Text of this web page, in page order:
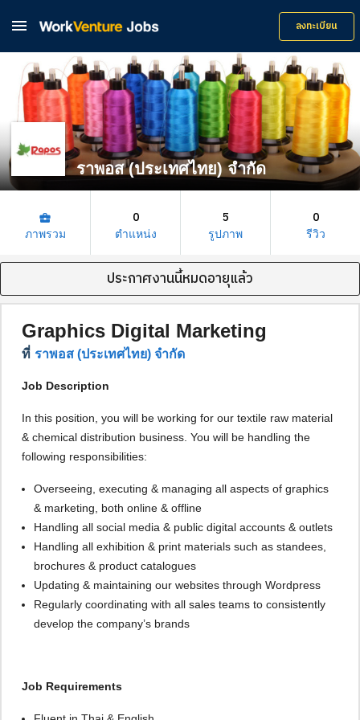
 ลงทะเบียน
ราพอส (ประเทศไทย) จำกัด
business_center
ภาพรวม
0
ตำแหน่ง
5
รูปภาพ
0
รีวิว
ประกาศงานนี้หมดอายุแล้ว
Graphics Digital Marketing
ที่ ราพอส (ประเทศไทย) จำกัด
Job Description
In this position, you will be working for our textile raw material
& chemical distribution business. You will be handling the
following responsibilities:
Overseeing, executing & managing all aspects of graphics
& marketing, both online & offline
Handling all social media & public digital accounts & outlets
Handling all exhibition & print materials such as standees,
brochures & product catalogues
Updating & maintaining our websites through Wordpress
Regularly coordinating with all sales teams to consistently
develop the company’s brands
Job Requirements